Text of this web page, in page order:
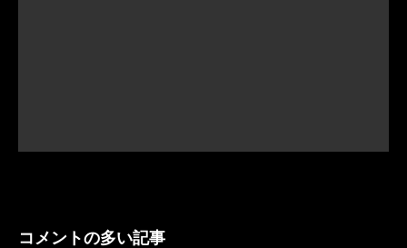
コメントの多い記事